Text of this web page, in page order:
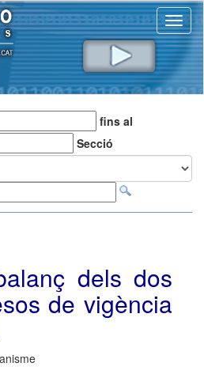
fins al
Secció
dels dos
de vigència